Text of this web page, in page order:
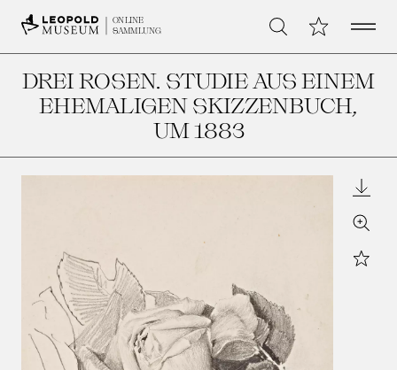
ONLINE
SAMMLUNG
Suche Meine Open
DREI ROSEN. STUDIE AUS EINEM
EHEMALIGEN SKIZZENBUCH,
UM 1883
Zoom
Star